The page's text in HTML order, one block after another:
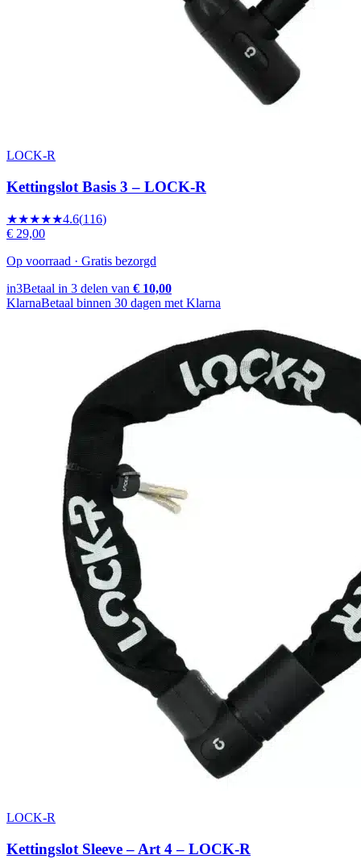
LOCK-R
Kettingslot Basis 3 – LOCK-R
★★★★★4.6(116)
€ 29,00
Op voorraad · Gratis bezorgd
in3Betaal in 3 delen van € 10,00
KlarnaBetaal binnen 30 dagen met Klarna
LOCK-R
Kettingslot Sleeve – Art 4 – LOCK-R